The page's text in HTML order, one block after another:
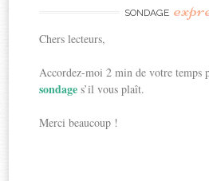
SONDAGE
Chers lecteurs,
Accordez-moi 2 min de votre temps
sondages’il vous plaît.
Merci beaucoup !